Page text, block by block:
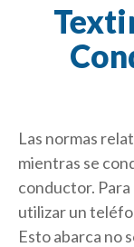
Las normas
mientras se
conductor. Para
utilizar un
Esto abarca no